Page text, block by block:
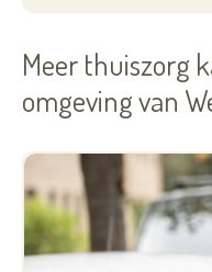
Meer thuiszorg
omgeving van